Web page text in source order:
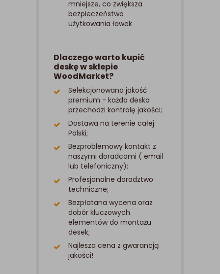
mniejsze, co zwiększa
bezpieczeństwo
użytkowania ławek
Dlaczego warto kupić
deskę w sklepie
WoodMarket?
Selekcjonowana jakość
premium - każda deska
przechodzi kontrolę jakości;
Dostawa na terenie całej
Polski;
Bezproblemowy kontakt z
naszymi doradcami ( email
lub telefoniczny);
Profesjonalne doradztwo
techniczne;
Bezpłatana wycena oraz
dobór kluczowych
elementów do montażu
desek;
Najlesza cena z gwarancją
jakości!